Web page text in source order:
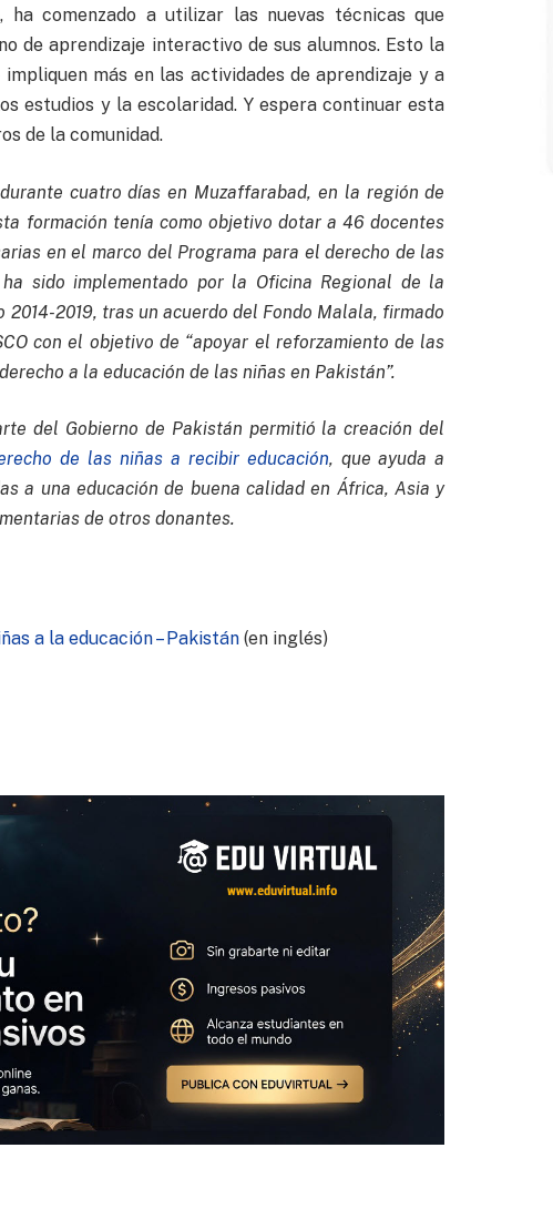
ha comenzado a utilizar las nuevas técnicas que
de aprendizaje interactivo de sus alumnos. Esto la
más en las actividades de aprendizaje y a
estudios y la escolaridad. Y espera continuar esta
de la comunidad.
cuatro días en Muzaffarabad, en la región de
formación tenía como objetivo dotar a 46 docentes
en el marco del Programa para el derecho de las
sido implementado por la Oficina Regional de la
2014-2019, tras un acuerdo del Fondo Malala, firmado
con el objetivo de “apoyar el reforzamiento de las
a la educación de las niñas en Pakistán”.
del Gobierno de Pakistán permitió la creación del
de las niñas a recibir educación, que ayuda a
a una educación de buena calidad en África, Asia y
de otros donantes.
a la educación – Pakistán(en inglés)